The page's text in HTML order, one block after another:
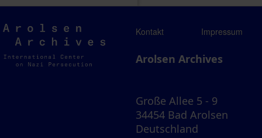
Arolsen
Archives
Kontakt Impressum
Arolsen Archives
Große Allee 5 - 9
34454 Bad Arolsen
Deutschland